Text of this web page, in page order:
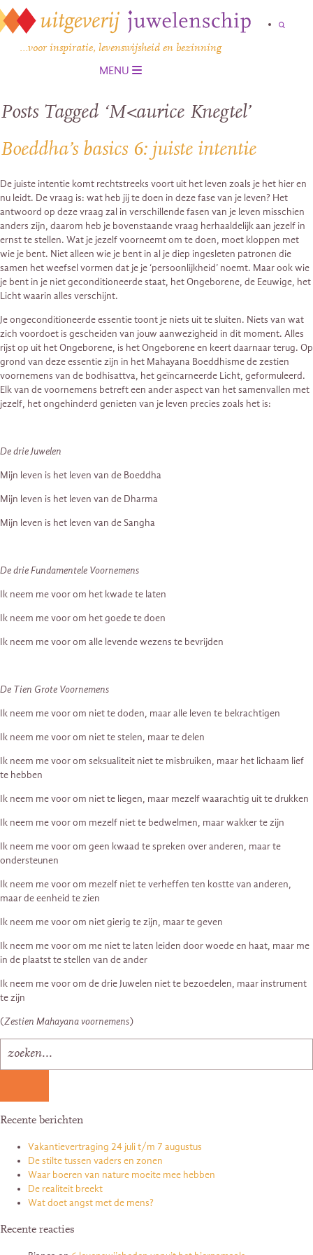
…voor inspiratie, levenswijsheid en bezinning
MENU
Posts Tagged ‘M<aurice Knegtel’
Boeddha’s basics 6: juiste intentie
De juiste intentie komt rechtstreeks voort uit het leven zoals je het hier en
nu leidt. De vraag is: wat heb jij te doen in deze fase van je leven? Het
antwoord op deze vraag zal in verschillende fasen van je leven misschien
anders zijn, daarom heb je bovenstaande vraag herhaaldelijk aan jezelf in
ernst te stellen. Wat je jezelf voorneemt om te doen, moet kloppen met
wie je bent. Niet alleen wie je bent in al je diep ingesleten patronen die
samen het weefsel vormen dat je je ‘persoonlijkheid’ noemt. Maar ook wie
je bent in je niet geconditioneerde staat, het Ongeborene, de Eeuwige, het
Licht waarin alles verschijnt.
Je ongeconditioneerde essentie toont je niets uit te sluiten. Niets van wat
zich voordoet is gescheiden van jouw aanwezigheid in dit moment. Alles
rijst op uit het Ongeborene, is het Ongeborene en keert daarnaar terug. Op
grond van deze essentie zijn in het Mahayana Boeddhisme de zestien
voornemens van de bodhisattva, het geïncarneerde Licht, geformuleerd.
Elk van de voornemens betreft een ander aspect van het samenvallen met
jezelf, het ongehinderd genieten van je leven precies zoals het is:
De drie Juwelen
Mijn leven is het leven van de Boeddha
Mijn leven is het leven van de Dharma
Mijn leven is het leven van de Sangha
De drie Fundamentele Voornemens
Ik neem me voor om het kwade te laten
Ik neem me voor om het goede te doen
Ik neem me voor om alle levende wezens te bevrijden
De Tien Grote Voornemens
Ik neem me voor om niet te doden, maar alle leven te bekrachtigen
Ik neem me voor om niet te stelen, maar te delen
Ik neem me voor om seksualiteit niet te misbruiken, maar het lichaam lief
te hebben
Ik neem me voor om niet te liegen, maar mezelf waarachtig uit te drukken
Ik neem me voor om mezelf niet te bedwelmen, maar wakker te zijn
Ik neem me voor om geen kwaad te spreken over anderen, maar te
ondersteunen
Ik neem me voor om mezelf niet te verheffen ten kostte van anderen,
maar de eenheid te zien
Ik neem me voor om niet gierig te zijn, maar te geven
Ik neem me voor om me niet te laten leiden door woede en haat, maar me
in de plaatst te stellen van de ander
Ik neem me voor om de drie Juwelen niet te bezoedelen, maar instrument
te zijn
(Zestien Mahayana voornemens)
Recente berichten
Vakantievertraging 24 juli t/m 7 augustus
De stilte tussen vaders en zonen
Waar boeren van nature moeite mee hebben
De realiteit breekt
Wat doet angst met de mens?
Recente reacties